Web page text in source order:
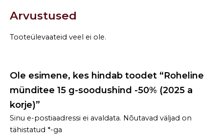
Arvustused
Tooteülevaateid veel ei ole.
Ole esimene, kes hindab toodet “Roheline
münditee 15 g-soodushind -50% (2025 a
korje)”
Sinu e-postiaadressi ei avaldata. Nõutavad väljad on
tähistatud *-ga